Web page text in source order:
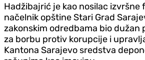
Hadžibajrić je kao nosilac izvršne
načelnik opštine Stari Grad
zakonskim odredbama bio dužan
za borbu protiv korupcije i
Kantona Sarajevo sredstva